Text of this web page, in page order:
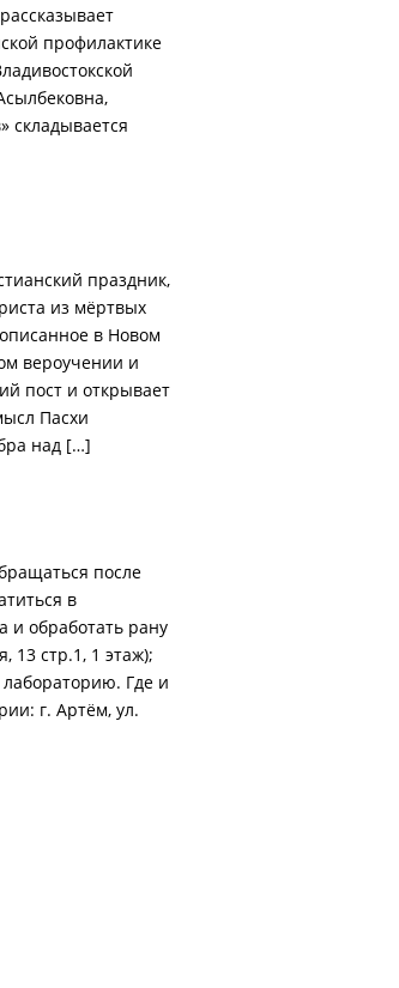
профилактике
складывается
праздник,
из мёртвых
в Новом
вероучении и
пост и открывает
Пасхи
над […]
после
в
и обработать рану
13 стр.1, 1 этаж);
Где и
г. Артём, ул.